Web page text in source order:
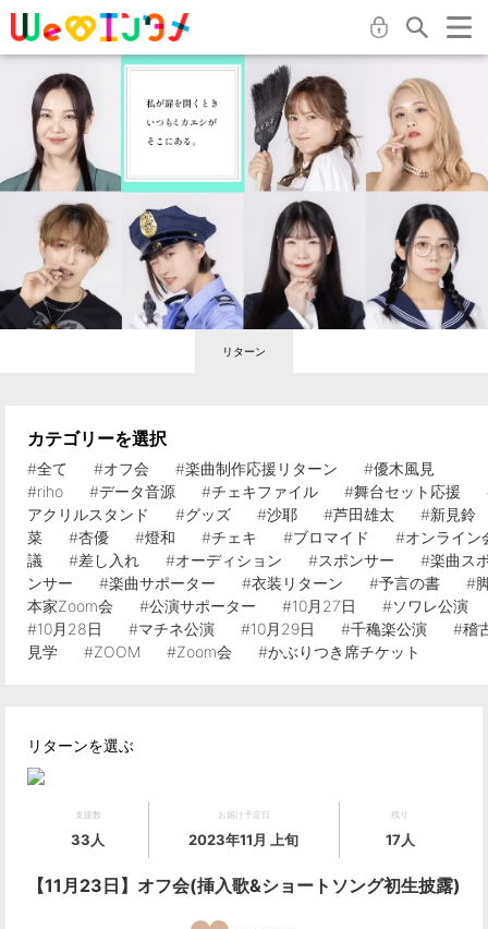
リターン
カテゴリーを選択
#全て #オフ会 #楽曲制作応援リターン
#優木風見
#riho
#データ音源 #チェキファイル #舞台セット応援
アクリルスタンド
#グッズ #沙耶 #芦田雄太
#新見鈴
菜
#杏優 #燈和 #チェキ #ブロマイド
#オンライン
議
#差し入れ #オーディション #スポンサー
#楽曲ス
ンサー
#楽曲サポーター #衣装リターン #予言の書
#
本家Zoom会
#公演サポーター #10月27日
#ソワレ公演
#10月28日
#マチネ公演 #10月29日 #千穐楽公演
#稽
見学
#ZOOM #Zoom会 #かぶりつき席チケット
リターンを選ぶ
支援数
33人
お届け予定日
2023年11月 上旬
残り
17人
【11月23日】オフ会(挿入歌&ショートソング初生披露)